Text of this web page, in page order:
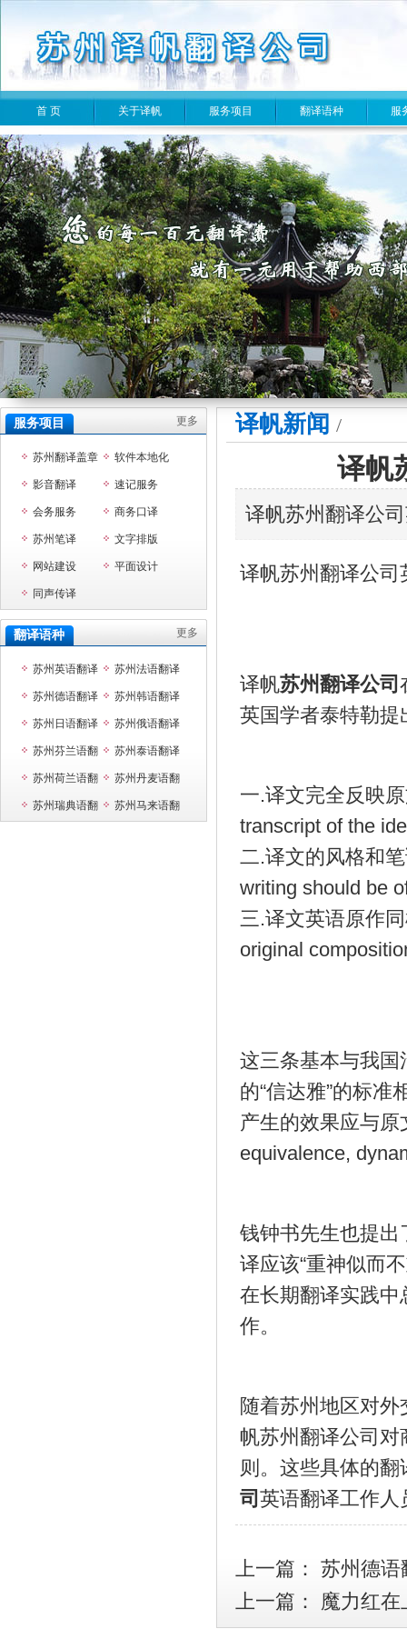
首 页 关于译帆 服务项目 翻译语种 服
译帆新闻 /
译帆
译帆苏州翻译公
译帆苏州翻译公
译帆苏州翻译公司
英国学者泰特勒
一.译文完全反映
transcript of the
二.译文的风格和
writing should be
三.译文英语原作
original
这三条基本与我
的“信达雅”的标
产生的效果应与
equivalence,
钱钟书先生也提出
译应该“重神似而
在长期翻译实践
作。
随着苏州地区对
帆苏州翻译公司
则。这些具体的
司 英语翻译工作人
上一篇： 苏州德语
上一篇： 魔力红在
服务项目 更多
苏州翻译盖章 软件本地化
影音翻译 速记服务
会务服务 商务口译
苏州笔译 文字排版
网站建设 平面设计
同声传译
翻译语种 更多
苏州英语翻译 苏州法语翻译
苏州德语翻译 苏州韩语翻译
苏州日语翻译 苏州俄语翻译
苏州芬兰语翻
译
苏州泰语翻译
苏州荷兰语翻
译
苏州丹麦语翻
译
苏州瑞典语翻 苏州马来语翻